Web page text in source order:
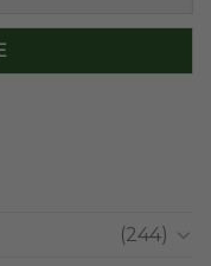
(244)